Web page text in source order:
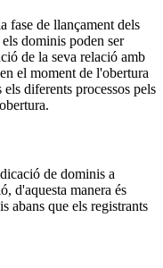
fase de llançament dels
dominis poden ser
de la seva relació amb
el moment de l'obertura
diferents processos pels
de dominis a
d'aquesta manera és
abans que els registrants